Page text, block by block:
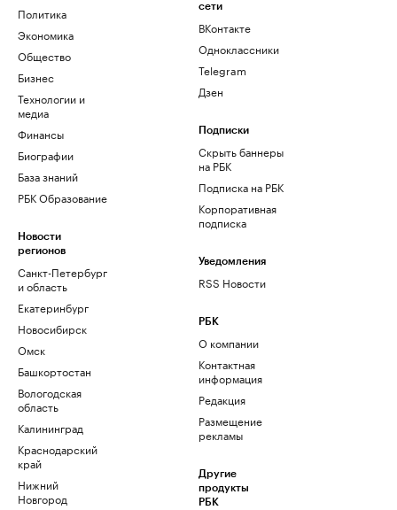
Политика
Экономика
Общество
Бизнес
Технологии и
медиа
Финансы
Биографии
База знаний
РБК Образование
Новости
регионов
Санкт-Петербург
и область
Екатеринбург
Новосибирск
Омск
Башкортостан
Вологодская
область
Калининград
Краснодарский
край
Нижний
Новгород
сети
ВКонтакте
Одноклассники
Telegram
Дзен
Подписки
Скрыть баннеры
на РБК
Подписка на РБК
Корпоративная
подписка
Уведомления
RSS Новости
РБК
О компании
Контактная
информация
Редакция
Размещение
рекламы
Другие
продукты
РБК